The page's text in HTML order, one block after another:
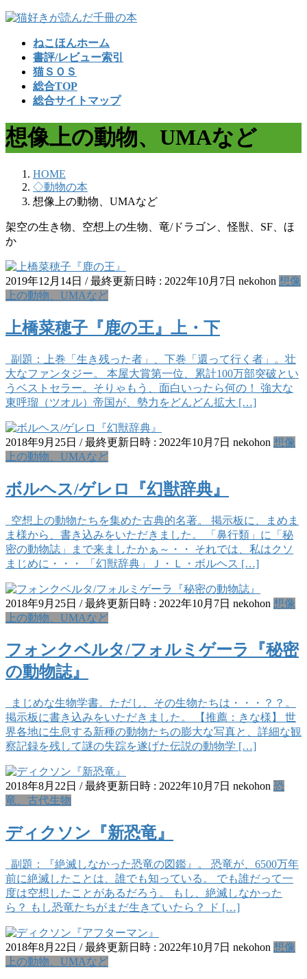
コ
ッ
プ
ナ
移
動
ねこほんホーム
書評/レビュー索引
猫ＳＯＳ
総合TOP
総合サイトマップ
想像上の動物、UMAなど
HOME
◇動物の本
想像上の動物、UMAなど
架空の生き物、空想上の生物、竜/ドラゴン、怪獣、SF、ほ
か
2019年12月14日 / 最終更新日時 : 2022年10月7日 nekohon 想像
上の動物、UMAなど
上橋菜穂子『鹿の王』上・下
副題：上巻「生き残った者」、下巻「還って行く者」。壮
大なファンタジー。 本屋大賞第一位、累計100万部突破とい
うベストセラー。そりゃもう、面白いったら何の！ 強大な
東呼瑠（ツオル）帝国が、勢力をどんどん拡大 […]
2018年9月25日 / 最終更新日時 : 2022年10月7日 nekohon 想像
上の動物、UMAなど
ボルヘス/ゲレロ『幻獣辞典』
空想上の動物たちを集めた古典的名著。 掲示板に、まめま
ま様から、書き込みをいただきました。 「鼻行類」に「秘
密の動物誌」まで来ましたかぁ～・・ それでは、私はクソ
まじめに・・・ 「幻獣辞典」Ｊ・Ｌ・ボルヘス […]
2018年9月25日 / 最終更新日時 : 2022年10月7日 nekohon 想像
上の動物、UMAなど
フォンクベルタ/フォルミゲーラ『秘密
の動物誌』
まじめな生物学書。ただし、その生物たちは・・・？？。
掲示板に書き込みをいただきました。 【推薦：きな様】 世
界各地に生息する新種の動物たちの膨大な写真と、詳細な観
察記録を残して謎の失踪を遂げた伝説の動物学 […]
2018年8月22日 / 最終更新日時 : 2022年10月7日 nekohon 恐
竜、古代生物
ディクソン『新恐竜』
副題：『絶滅しなかった恐竜の図鑑』。 恐竜が、6500万年
前に絶滅したことは、誰でも知っている。 でも誰だって一
度は空想したことがあるだろう。 もし、絶滅しなかった
ら？ もし恐竜たちがまだ生きていたら？ ド […]
2018年8月22日 / 最終更新日時 : 2022年10月7日 nekohon 想像
上の動物、UMAなど